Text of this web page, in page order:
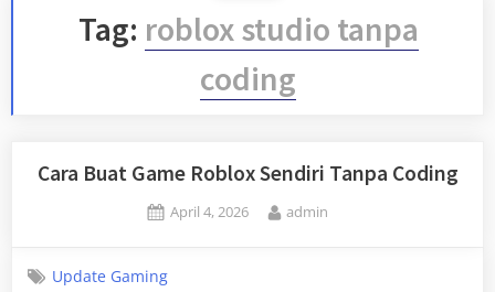
Tag: roblox studio tanpa
coding
Cara Buat Game Roblox Sendiri Tanpa Coding
Posted
April 4, 2026 By
admin
Update Gaming